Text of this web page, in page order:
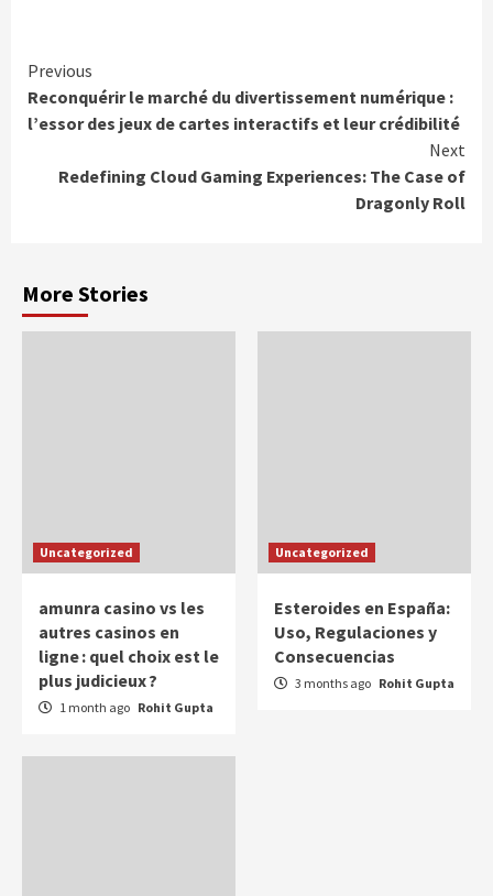
Continue
Reading
Previous
Reconquérir le marché du divertissement numérique :
l’essor des jeux de cartes interactifs et leur crédibilité
Next
Redefining Cloud Gaming Experiences: The Case of
Dragonly Roll
More Stories
Uncategorized
amunra casino vs les
autres casinos en
ligne : quel choix est le
plus judicieux ?
1 month ago Rohit Gupta
Uncategorized
Esteroides en España:
Uso, Regulaciones y
Consecuencias
3 months ago Rohit Gupta